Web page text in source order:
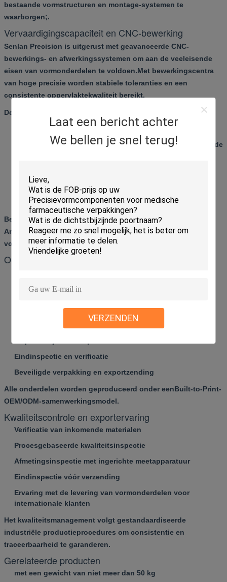
Laat een bericht achter
We bellen je snel terug!
VERZENDEN
bestaande vormstructuren en montage-systemen te
waarborgen;.
Vervaardigingscapaciteit en CNC-bewerking
Senlan Precision is uitgerust met geavanceerde CNC-
bewerkings- en afwerkingssystemen om aan de veeleisende
eisen van vormonderdelen te voldoen.Met bewerkingscentra
van hoge precisie worden stabiele toleranties en een
consistente oppervlaktekwaliteit bereikt.
De productiecapaciteit omvat:
Hoogprecisie CNC-frees- en draaiwerk
Coördinatie van de warmtebehandeling voor gecontroleerde
Bewerkingen met EDM voor complexe geometrieën
Volledige dimensionale en geometrische inspectie
Belangrijkste uitrusting omvat Japanse- Ik weet het niet.
AmerikaansHarding CNC-machines voor afwerkingskritische
vormonderdelen.
Ontwikkeling op maat / OEM-samenwerkingsproces
tolerantievereisten
Eindinspectie en verificatie
Beveiligde verpakking en exportzending
Alle onderdelen worden geproduceerd onder eenBuilt-to-Print-
OEM/ODM-samenwerkingsmodel.
Kwaliteitscontrole en exportervaring
Verificatie van inkomende materialen
Procesgebaseerde kwaliteitsinspectie
Afmetingsinspectie met ingerichte meetapparatuur
Eindinspectie vóór verzending
Ervaring met de levering van vormonderdelen voor
internationale klanten
Het kwaliteitsmanagement volgt gestandaardiseerde
industriële productieprocedures om consistentie en
traceerbaarheid te garanderen.
Gerelateerde producten
met een gewicht van niet meer dan 50 kg